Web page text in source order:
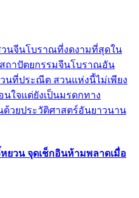
นจีนโบราณที่งดงามที่สุดใน
สถาปัตยกรรมจีนโบราณอัน
นที่ประณีต สวนแห่งนี้ไม่เพียง
ใจแต่ยังเป็นมรดกทาง
วยประวัติศาสตร์อันยาวนาน
ยวน จุดเช็กอินห้ามพลาดเมื่อ